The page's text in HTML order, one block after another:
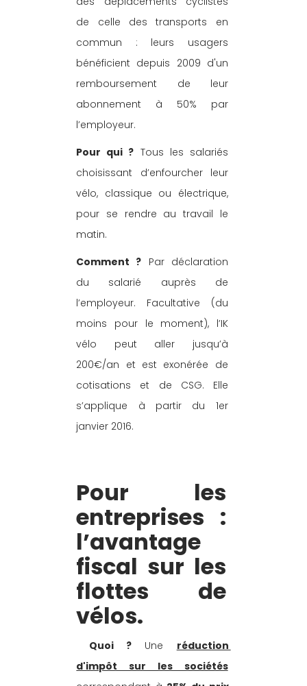
de celle des transports en
commun : leurs usagers
bénéficient depuis 2009 d'un
remboursement de leur
abonnement à 50% par
l’employeur.
Pour qui ? Tous les salariés
choisissant d’enfourcher leur
vélo, classique ou électrique,
pour se rendre au travail le
matin.
Comment ? Par déclaration
du salarié auprès de
l’employeur. Facultative (du
moins pour le moment), l’IK
vélo peut aller jusqu’à
200€/an et est exonérée de
cotisations et de CSG. Elle
s’applique à partir du 1er
janvier 2016.
Pour les
entreprises :
l’avantage
fiscal sur les
flottes de
vélos.
Quoi ? Une réduction
d'impôt sur les sociétés